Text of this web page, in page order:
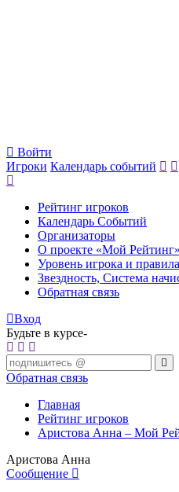
Войти
Игроки Календарь событий
Рейтинг игроков
Календарь Событий
Организаторы
О проекте «Мой Рейтинг»
Уровень игрока и
Звездность, Система
Обратная связь
Вход
Будьте в курсе-
Обратная связь
Главная
Рейтинг игроков
Аристова Анна – Мой
Аристова Анна
Сообщение